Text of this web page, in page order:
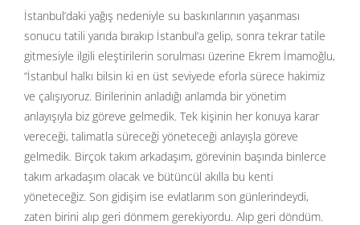
İstanbul’daki yağış nedeniyle su baskınlarının yaşanması
sonucu tatili yarıda bırakıp İstanbul’a gelip, sonra tekrar tatile
gitmesiyle ilgili eleştirilerin sorulması üzerine Ekrem İmamoğlu,
“İstanbul halkı bilsin ki en üst seviyede eforla sürece hakimiz
ve çalışıyoruz. Birilerinin anladığı anlamda bir yönetim
anlayışıyla biz göreve gelmedik. Tek kişinin her konuya karar
vereceği, talimatla süreceği yöneteceği anlayışla göreve
gelmedik. Birçok takım arkadaşım, görevinin başında binlerce
takım arkadaşım olacak ve bütüncül akılla bu kenti
yöneteceğiz. Son gidişim ise evlatlarım son günlerindeydi,
zaten birini alıp geri dönmem gerekiyordu. Alıp geri döndüm.